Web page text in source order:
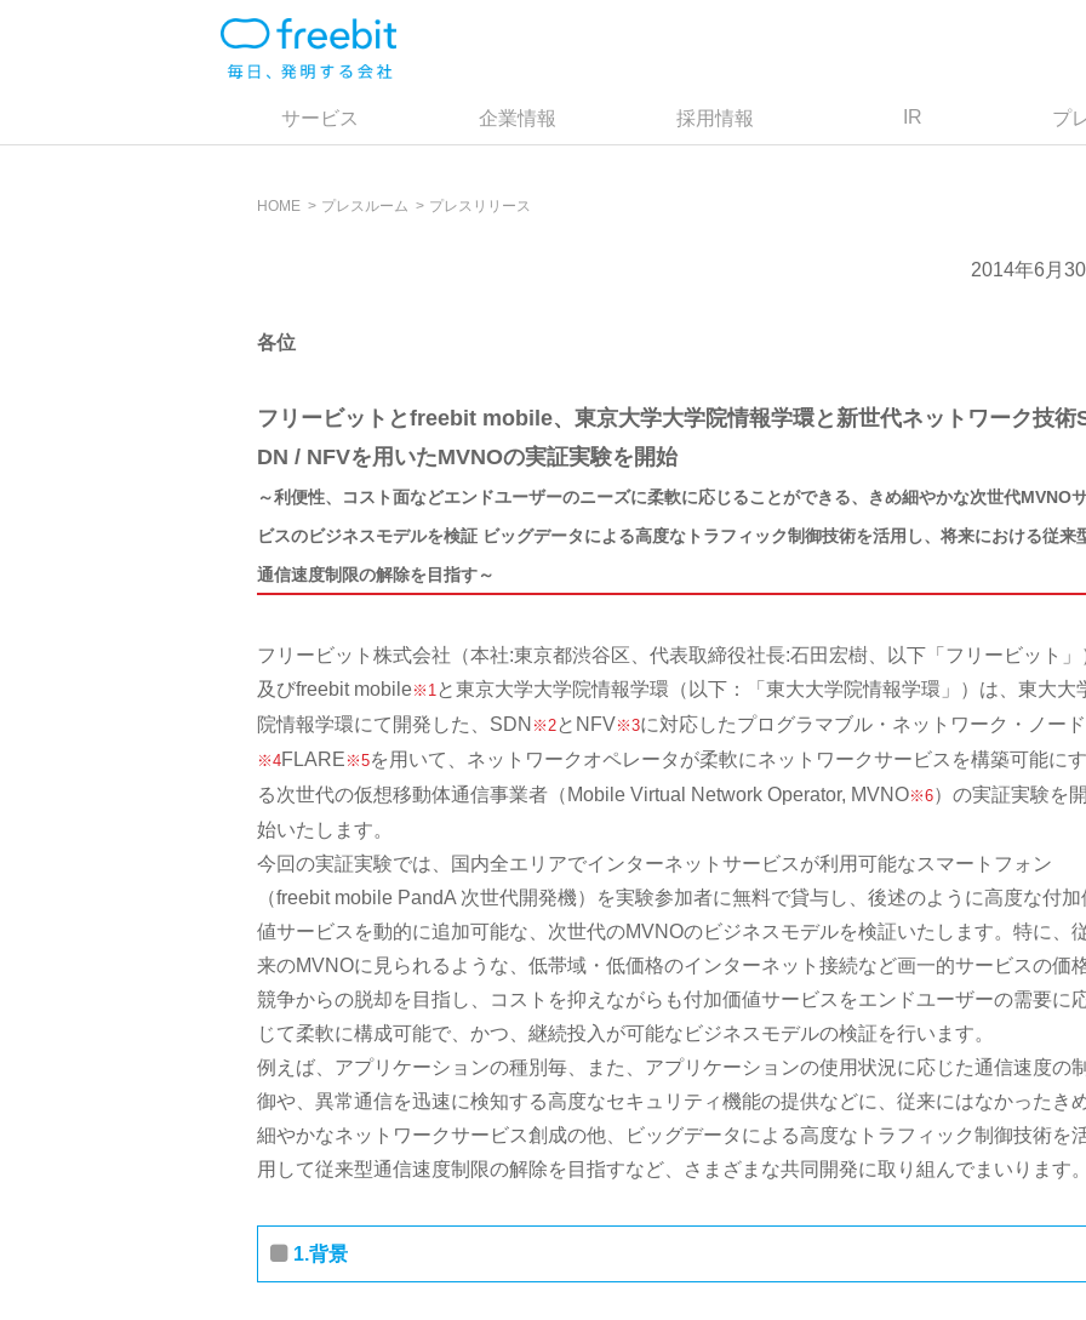
サービス 企業情報 採用情報 IR プ
HOME プレスルーム プレスリリース
2014年6月30
各位
フリービットとfreebit mobile、東京大学大学院情報学環と新世代ネットワーク技術
DN / NFVを用いたMVNOの実証実験を開始
～利便性、コスト面などエンドユーザーのニーズに柔軟に応じることができる、きめ細やかな次世代MVNO
ビスのビジネスモデルを検証 ビッグデータによる高度なトラフィック制御技術を活用し、将来における従来
通信速度制限の解除を目指す～
フリービット株式会社（本社:東京都渋谷区、代表取締役社長:石田宏樹、以下「フリービット」
及びfreebit mobile※1 と東京大学大学院情報学環（以下：「東大大学院情報学環」）は、東大大
院情報学環にて開発した、SDN ※2 とNFV※3に対応したプログラマブル・ネットワーク・ノード
※4FLARE ※5を用いて、ネットワークオペレータが柔軟にネットワークサービスを構築可能にす
る次世代の仮想移動体通信事業者（Mobile Virtual Network Operator, MVNO※6）の実証実験を開
始いたします。
今回の実証実験では、国内全エリアでインターネットサービスが利用可能なスマートフォン
（freebit mobile PandA 次世代開発機）を実験参加者に無料で貸与し、後述のように高度な付加
値サービスを動的に追加可能な、次世代のMVNOのビジネスモデルを検証いたします。特に、
来のMVNOに見られるような、低帯域・低価格のインターネット接続など画一的サービスの価
競争からの脱却を目指し、コストを抑えながらも付加価値サービスをエンドユーザーの需要に
じて柔軟に構成可能で、かつ、継続投入が可能なビジネスモデルの検証を行います。
例えば、アプリケーションの種別毎、また、アプリケーションの使用状況に応じた通信速度の制
御や、異常通信を迅速に検知する高度なセキュリティ機能の提供などに、従来にはなかったき
細やかなネットワークサービス創成の他、ビッグデータによる高度なトラフィック制御技術を
用して従来型通信速度制限の解除を目指すなど、さまざまな共同開発に取り組んでまいります。
1.背景